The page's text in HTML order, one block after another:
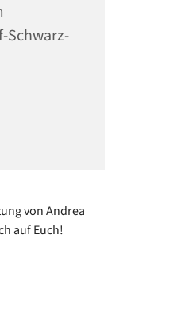
Schwarz-
von Andrea
auf Euch!